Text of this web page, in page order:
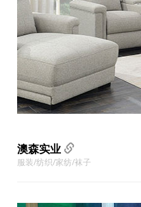
澳森实业
服装/纺织/家纺/袜子